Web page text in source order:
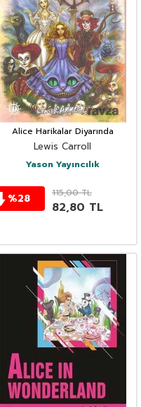
Alice Harikalar Diyarında
Lewis Carroll
Yason Yayıncılık
%28 115,00TL
82,80 TL